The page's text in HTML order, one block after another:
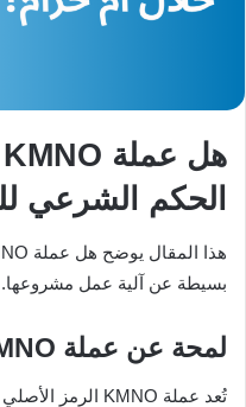
الحكم الشرعي
بسيطة عن آلية عمل مشروعها.
لمحة عن عملة KMNO